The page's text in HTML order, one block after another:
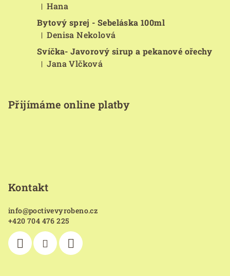
Hodnocení produktu je 5 z 5 hvězdiček.
| Hana
Bytový sprej - Sebeláska 100ml
Hodnocení produktu je 5 z 5 hvězdiček.
| Denisa Nekolová
Svíčka- Javorový sirup a pekanové ořechy
Hodnocení produktu je 5 z 5 hvězdiček.
| Jana Vlčková
Přijímáme online platby
Kontakt
info@poctivevyrobeno.cz
+420 704 476 225